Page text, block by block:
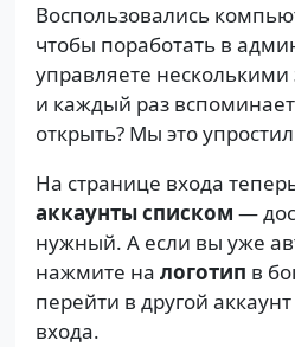
Воспользовались
чтобы поработать в
управляете
и каждый раз
открыть? Мы это
На странице входа
аккаунты списком —
нужный. А если вы уже
нажмите на логотип в
перейти в другой
входа.